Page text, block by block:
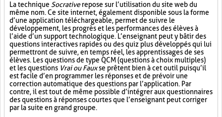
La technique Socrativerepose sur l’utilisation du site web du
même nom. Ce site internet, également disponible sous la forme
d’une application téléchargeable, permet de suivre le
développement, les progrès et les performances des élèves à
l’aide d’un support technologique. L’enseignant peut y bâtir des
questions interactives rapides ou des quiz plus développés qui lui
permettront de suivre, en temps réel, les apprentissages de ses
élèves. Les questions de type QCM (questions à choix multiples)
et les questions Vrai ou Fauxse prêtent bien à cet outil puisqu’il
est facile d’en programmer les réponses et de prévoir une
correction automatique des questions par l’application. Par
contre, il est tout de même possible d’intégrer aux questionnaires
des questions à réponses courtes que l’enseignant peut corriger
par la suite en grand groupe.